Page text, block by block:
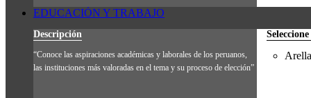
EDUCACIÓN Y TRABAJO
Descripción
“Conoce las aspiraciones académicas y laborales de los peruanos,
las instituciones más valoradas en el tema y su proceso de elección”